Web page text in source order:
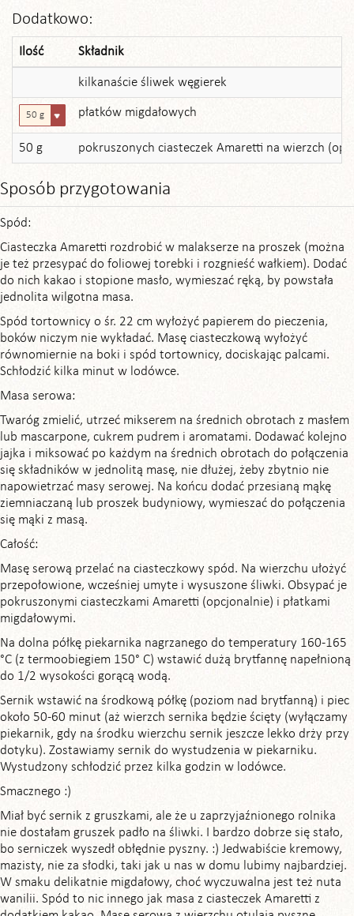
Dodatkowo:
Ilość Składnik
kilkanaście śliwek węgierek
50 g płatków migdałowych
50 g pokruszonych ciasteczek Amaretti na wierzch
Sposób przygotowania
Spód:
Ciasteczka Amaretti rozdrobić w malakserze na proszek (można
je też przesypać do foliowej torebki i rozgnieść wałkiem). Dodać
do nich kakao i stopione masło, wymieszać ręką, by powstała
jednolita wilgotna masa.
Spód tortownicy o śr. 22 cm wyłożyć papierem do pieczenia,
boków niczym nie wykładać. Masę ciasteczkową wyłożyć
równomiernie na boki i spód tortownicy, dociskając palcami.
Schłodzić kilka minut w lodówce.
Masa serowa:
Twaróg zmielić, utrzeć mikserem na średnich obrotach z masłem
lub mascarpone, cukrem pudrem i aromatami. Dodawać kolejno
jajka i miksować po każdym na średnich obrotach do połączenia
się składników w jednolitą masę, nie dłużej, żeby zbytnio nie
napowietrzać masy serowej. Na końcu dodać przesianą mąkę
ziemniaczaną lub proszek budyniowy, wymieszać do połączenia
się mąki z masą.
Całość:
Masę serową przelać na ciasteczkowy spód. Na wierzchu ułożyć
przepołowione, wcześniej umyte i wysuszone śliwki. Obsypać je
pokruszonymi ciasteczkami Amaretti (opcjonalnie) i płatkami
migdałowymi.
Na dolna półkę piekarnika nagrzanego do temperatury 160-165
°C (z termoobiegiem 150° C) wstawić dużą brytfannę napełnioną
do 1/2 wysokości gorącą wodą.
Sernik wstawić na środkową półkę (poziom nad brytfanną) i piec
około 50-60 minut (aż wierzch sernika będzie ścięty (wyłączamy
piekarnik, gdy na środku wierzchu sernik jeszcze lekko drży przy
dotyku). Zostawiamy sernik do wystudzenia w piekarniku.
Wystudzony schłodzić przez kilka godzin w lodówce.
Smacznego :)
Miał być sernik z gruszkami, ale że u zaprzyjaźnionego rolnika
nie dostałam gruszek padło na śliwki. I bardzo dobrze się stało,
bo serniczek wyszedł obłędnie pyszny. :) Jedwabiście kremowy,
mazisty, nie za słodki, taki jak u nas w domu lubimy najbardziej.
W smaku delikatnie migdałowy, choć wyczuwalna jest też nuta
wanilii. Spód to nic innego jak masa z ciasteczek Amaretti z